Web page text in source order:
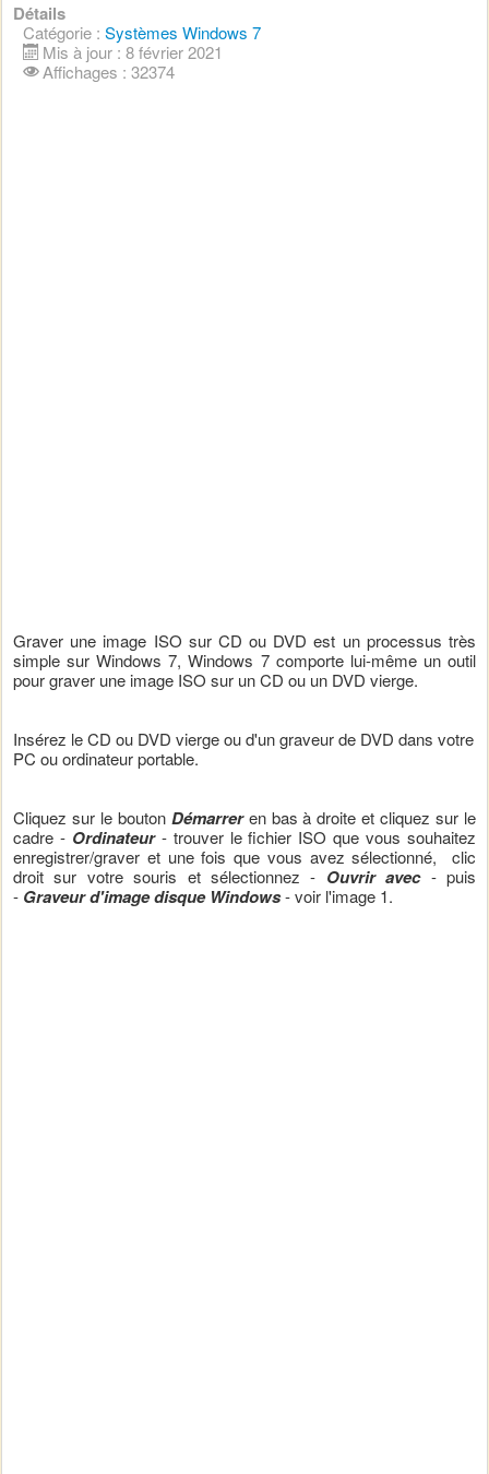
Détails
Catégorie : Systèmes Windows 7
Mis à jour : 8 février 2021
Affichages : 32374
Graver une image ISO sur CD ou DVD est un processus très
simple sur Windows 7, Windows 7 comporte lui-même un outil
pour graver une image ISO sur un CD ou un DVD vierge.
Insérez le CD ou DVD vierge ou d'un graveur de DVD dans votre
PC ou ordinateur portable.
Cliquez sur le bouton Démarreren bas à droite et cliquez sur le
cadre - Ordinateur- trouver le fichier ISO que vous souhaitez
enregistrer/graver et une fois que vous avez sélectionné, clic
droit sur votre souris et sélectionnez - Ouvrir avec- puis
- Graveur d'image disque Windows- voir l'image 1.